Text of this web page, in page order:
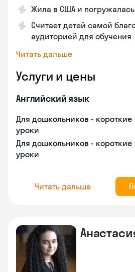
Жила в США и погружалась
Считает детей самой
аудиторией для обучения
Читать дальше
Услуги и цены
Английский язык
Для дошкольников - короткие
уроки
Для дошкольников - короткие
уроки
Читать дальше